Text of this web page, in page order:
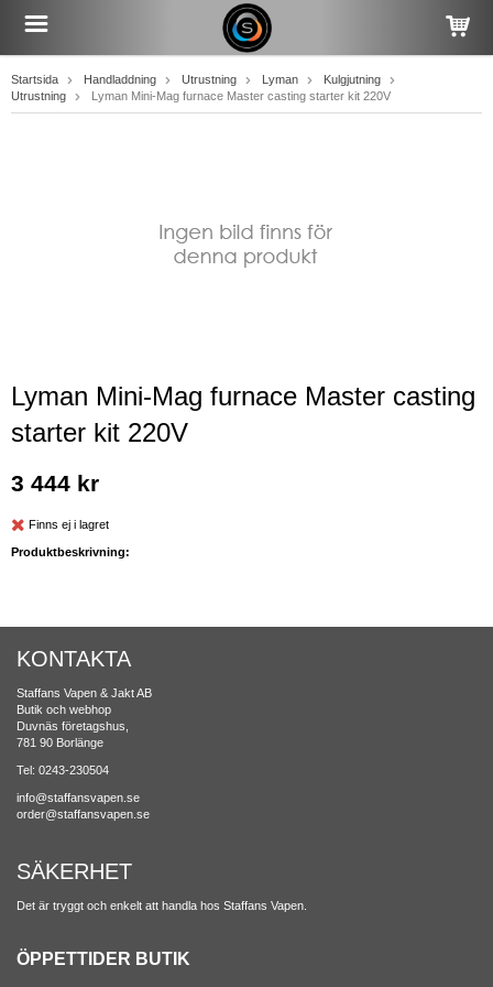
Startsida Handladdning Utrustning Lyman
Kulgjutning
Utrustning
Lyman Mini-Mag furnace Master casting starter kit 220V
Lyman Mini-Mag furnace Master casting
starter kit 220V
3 444 kr
Finns ej i lagret
Produktbeskrivning:
KONTAKTA
Staffans Vapen & Jakt AB
Butik och webhop
Duvnäs företagshus,
781 90 Borlänge
Tel: 0243-230504
info@staffansvapen.se
order@staffansvapen.se
SÄKERHET
Det är tryggt och enkelt att handla hos Staffans Vapen.
ÖPPETTIDER BUTIK